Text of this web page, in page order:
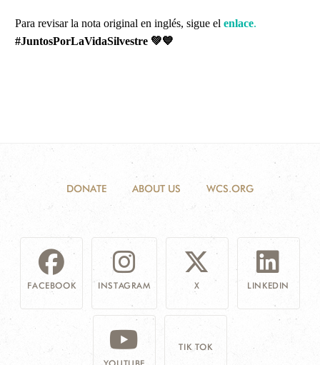
Para revisar la nota original en inglés, sigue el enlace.
#JuntosPorLaVidaSilvestre 💚💙
DONATE ABOUT US WCS.ORG
FACEBOOK INSTAGRAM X LINKEDIN
TIK TOK